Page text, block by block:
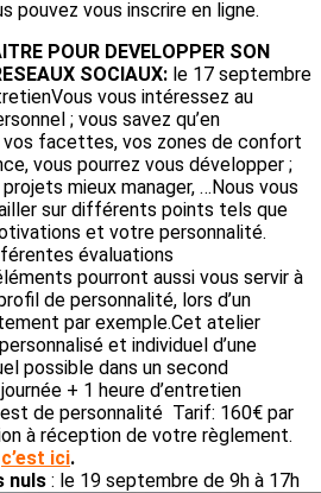
pouvez vous inscrire en ligne.
POUR DEVELOPPER SON
SOCIAUX: le 17 septembre
vous intéressez au
; vous savez qu’en
vos facettes, vos zones de confort
vous pourrez vous développer ;
mieux manager, …Nous vous
sur différents points tels que
et votre personnalité.
évaluations
pourront aussi vous servir à
de personnalité, lors d’un
par exemple.Cet atelier
et individuel d’une
possible dans un second
+ 1 heure d’entretien
de personnalité Tarif: 160€ par
à réception de votre règlement.
c’est ici.
nuls : le 19 septembre de 9h à 17h